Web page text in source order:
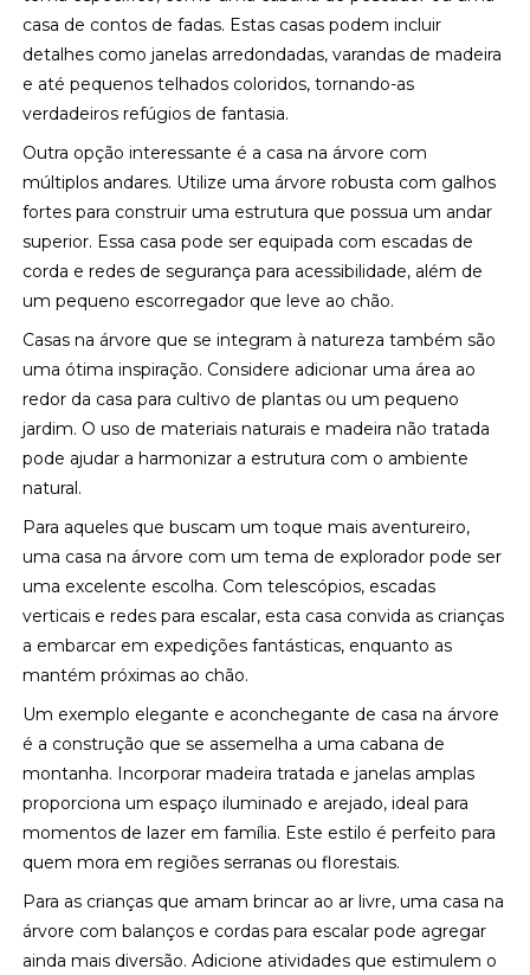
casa de contos de fadas. Estas casas podem incluir
detalhes como janelas arredondadas, varandas de madeira
e até pequenos telhados coloridos, tornando-as
verdadeiros refúgios de fantasia.
Outra opção interessante é a casa na árvore com
múltiplos andares. Utilize uma árvore robusta com galhos
fortes para construir uma estrutura que possua um andar
superior. Essa casa pode ser equipada com escadas de
corda e redes de segurança para acessibilidade, além de
um pequeno escorregador que leve ao chão.
Casas na árvore que se integram à natureza também são
uma ótima inspiração. Considere adicionar uma área ao
redor da casa para cultivo de plantas ou um pequeno
jardim. O uso de materiais naturais e madeira não tratada
pode ajudar a harmonizar a estrutura com o ambiente
natural.
Para aqueles que buscam um toque mais aventureiro,
uma casa na árvore com um tema de explorador pode ser
uma excelente escolha. Com telescópios, escadas
verticais e redes para escalar, esta casa convida as crianças
a embarcar em expedições fantásticas, enquanto as
mantém próximas ao chão.
Um exemplo elegante e aconchegante de casa na árvore
é a construção que se assemelha a uma cabana de
montanha. Incorporar madeira tratada e janelas amplas
proporciona um espaço iluminado e arejado, ideal para
momentos de lazer em família. Este estilo é perfeito para
quem mora em regiões serranas ou florestais.
Para as crianças que amam brincar ao ar livre, uma casa na
árvore com balanços e cordas para escalar pode agregar
ainda mais diversão. Adicione atividades que estimulem o